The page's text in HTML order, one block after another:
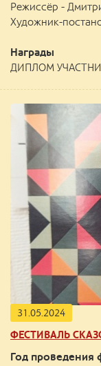
Режиссёр -
Художник-
Награды
ДИПЛОМ
31.05.2024
ФЕСТИВАЛЬ
Год проведения